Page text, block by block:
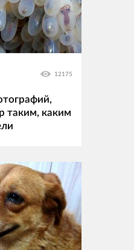
12175
таким, каким